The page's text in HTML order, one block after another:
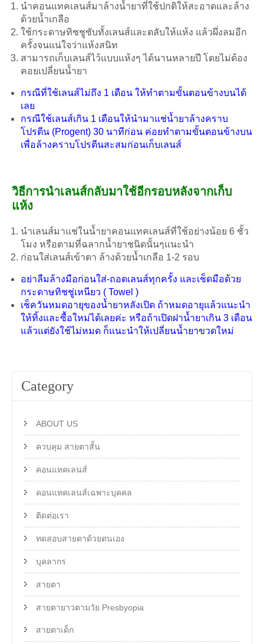
นำคอนแทคเลนส์มาล้างน้ำยาที่ใช้ปกติให้สะอาดและล้าง
ด้วยน้ำเกลือ
ใช้กระดาษทิชชูซับทั้งเลนส์และตลับให้แห้ง แล้วผึ่งลมอีก
ครั้งจนแน่ใจว่าแห้งสนิท
สามารถเก็บเลนส์ไว้แบบแห้งๆ ได้นานหลายปี โดยไม่ต้อง
คอยเปลี่ยนน้ำยา
กรณีที่ใช้เลนส์ไม่ถึง 1 เดือน ให้ทำตามขั้นตอนข้างบนได้
เลย
กรณีใช้เลนส์เกิน 1 เดือนให้นำมาแช่น้ำยาล้างคราบ
โปรตีน (Progent) 30 นาทีก่อน ค่อยทำตามขั้นตอนข้างบน
เพื่อล้างคราบโปรตีนสะสมก่อนเก็บเลนส์
วิธีการนำเลนส์กลับมาใช้อีกรอบหลังจากเก็บ
แห้ง
นำเลนส์มาแช่ในน้ำยาคอนแทคเลนส์ที่ใช้อย่างน้อย 6 ชั้ว
โมง หรือตามที่ฉลากน้ำยาชนิดนั้นๆแนะนำ
ก่อนใส่เลนส์เข้าตา ล้างด้วยน้ำเกลือ 1-2 รอบ
อย่าลืมล้างมือก่อนใส่-ถอดเลนส์ทุกครั้ง และเช็ดมือด้วย
กระดาษทิชชู่เหนียว ( Towel )
เช็ควันหมดอายุของน้ำยาหลังเปิด ถ้าหมดอายุแล้วแนะนำ
ให้ทิ้งและซื้อใหม่ได้เลยค่ะ หรือถ้าเปิดฝาน้ำยาเกิน 3 เดือน
แล้วแต่ยังใช้ไม่หมด ก็แนะนำให้เปลี่ยนน้ำยาขวดใหม่
Category
ABOUT US
ควบคุม สายตาสั้น
คอนแทคเลนส์
คอนแทคเลนส์เฉพาะบุคคล
ติดต่อเรา
ทดสอบสายตาด้วยตนเอง
บุคลากร
สายตา
สายตายาวตามวัย Presbyopia
สายตาเด็ก